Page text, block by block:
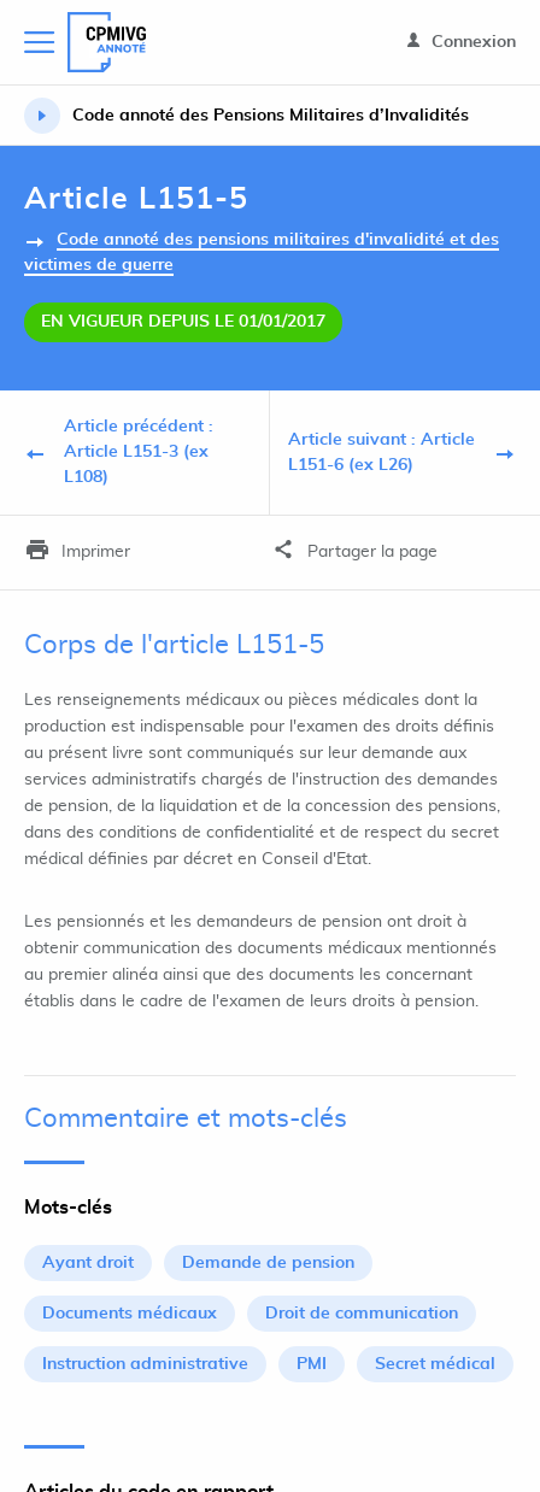
Connexion
Code annoté des Pensions Militaires d’Invalidités
Article L151-5
Code annoté des pensions militaires d'invalidité et des
victimes de guerre
EN VIGUEUR DEPUIS LE 01/01/2017
Article précédent :
Article L151-3 (ex
L108)
Article suivant : Article
L151-6 (ex L26)
Imprimer Partager la page
Corps de l'article L151-5
Les renseignements médicaux ou pièces médicales dont la
production est indispensable pour l'examen des droits définis
au présent livre sont communiqués sur leur demande aux
services administratifs chargés de l'instruction des demandes
de pension, de la liquidation et de la concession des pensions,
dans des conditions de confidentialité et de respect du secret
médical définies par décret en Conseil d'Etat.
Les pensionnés et les demandeurs de pension ont droit à
obtenir communication des documents médicaux mentionnés
au premier alinéa ainsi que des documents les concernant
établis dans le cadre de l'examen de leurs droits à pension.
Commentaire et mots-clés
Mots-clés
Ayant droit Demande de pension
Documents médicaux Droit de communication
Instruction administrative PMI Secret médical